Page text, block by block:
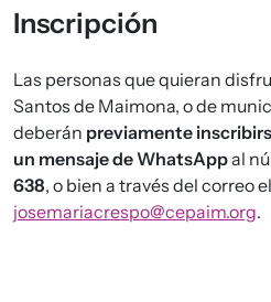
Inscripción
Las personas que quieran
Santos de Maimona, o de
deberán previamente
un mensaje de WhatsAppal
638, o bien a través del correo
josemariacrespo@cepaim.org.